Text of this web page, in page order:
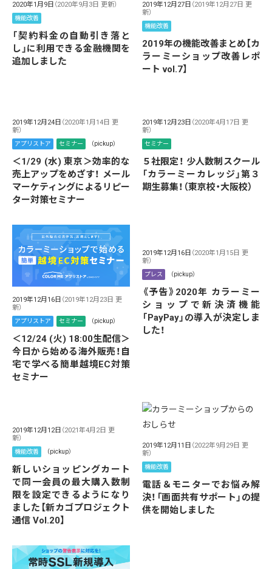
2020年1月9日 （2020年9月3日 更新）
機能改善
「契約料金の自動引き落と
し」に利用できる金融機関を
追加しました
2019年12月27日 （2019年12月27日 更
新）
機能改善
2019年の機能改善まとめ【カ
ラーミーショップ改善レポ
ート vol.7】
2019年12月24日 （2020年1月14日 更
新）
アプリストア セミナー （pickup）
＜1/29 (水) 東京＞効率的な
売上アップをめざす！ メール
マーケティングによるリピー
ター対策セミナー
2019年12月23日 （2020年4月17日 更
新）
セミナー
５社限定！ 少人数制スクール
「カラーミーカレッジ」第３
期生募集！（東京校・大阪校）
2019年12月16日 （2019年12月23日 更
新）
アプリストア セミナー （pickup）
＜12/24 (火) 18:00生配信＞
今日から始める海外販売！自
宅で学べる簡単越境EC対策
セミナー
2019年12月16日 （2020年1月15日 更
新）
プレス （pickup）
《予告》2020年 カラーミー
ショップで新決済機能
「PayPay」の導入が決定しま
した！
2019年12月12日 （2021年4月2日 更
新）
機能改善 （pickup）
新しいショッピングカート
で同一会員の最大購入数制
限を設定できるようになり
ました【新カゴプロジェクト
通信 Vol.20】
2019年12月11日 （2022年9月29日 更
新）
機能改善
電話＆モニターでお悩み解
決！「画面共有サポート」の提
供を開始しました